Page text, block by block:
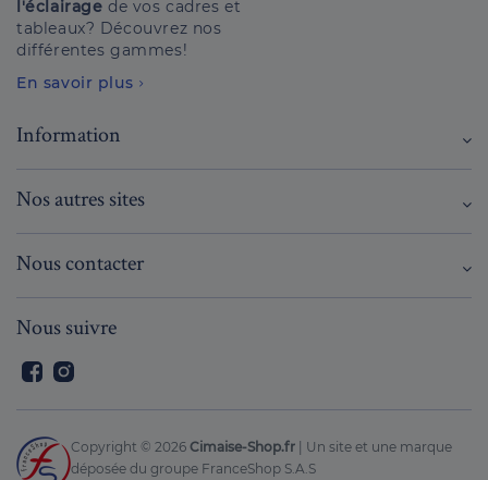
l'éclairage de vos cadres et
tableaux? Découvrez nos
différentes gammes!
En savoir plus
Information
Nos autres sites
Nous contacter
Nous suivre
Facebook
Copyright © 2026 Cimaise-Shop.fr | Un site et une marque
déposée du groupe FranceShop S.A.S